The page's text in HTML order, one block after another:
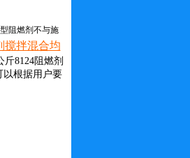
阻燃剂不与施
搅拌混合均
斤8124阻燃剂
以根据用户要